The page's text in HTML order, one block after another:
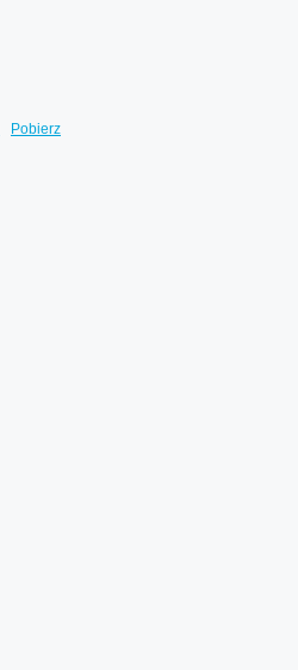
Pobierz